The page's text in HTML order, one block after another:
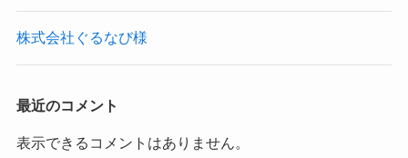
株式会社ぐるなび様
最近のコメント
表示できるコメントはありません。